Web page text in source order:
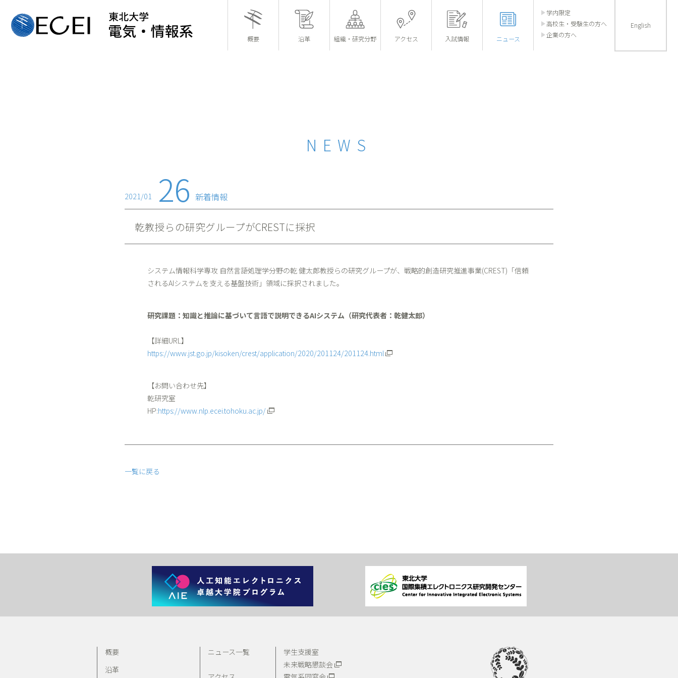
概要 沿革 組織・ 研究分野 アクセス 入試情報 ニュース
学内限定
高校生・受験生の方へ
企業の方へ
English
NEWS
2021/01 26 新着情報
乾教授らの研究グループがCRESTに採択
システム情報科学専攻 自然言語処理学分野の乾 健太郎教授らの研究グループが、戦略的創造研究推進事業(CREST)「信頼
されるAIシステムを支える基盤技術」領域に採択されました。
研究課題：知識と推論に基づいて言語で説明できるAIシステム（研究代表者：乾健太郎）
【詳細URL】
https://www.jst.go.jp/kisoken/crest/application/2020/201124/201124.html
【お問い合わせ先】
乾研究室
HP:https://www.nlp.ecei.tohoku.ac.jp/
一覧に戻る
概要
沿革
ニュース一覧
学生支援室
未来戦略懇談会